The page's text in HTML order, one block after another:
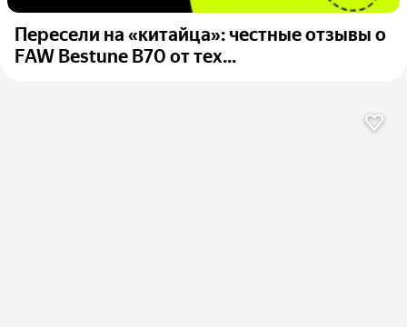
Пересели на «китайца»: честные отзывы о
FAW Bestune B70 от тех...